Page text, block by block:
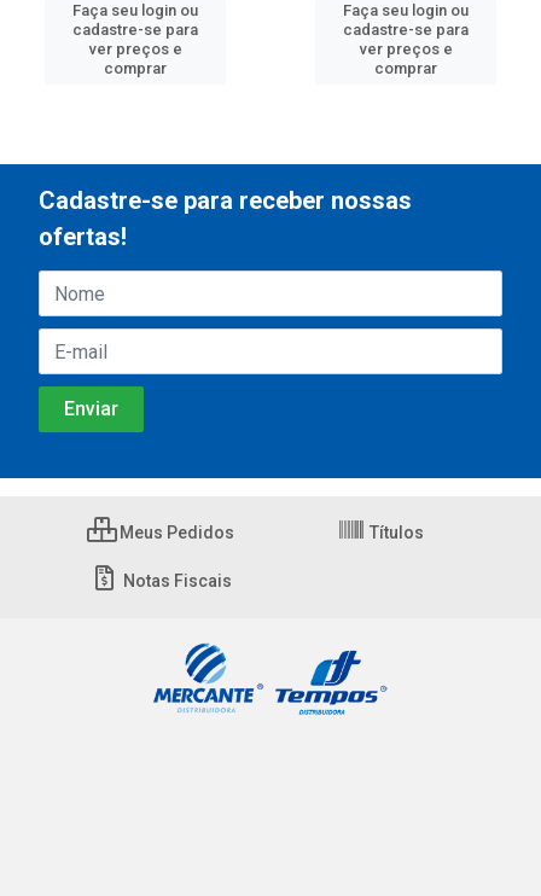
Faça seu login ou
cadastre-se para
ver preços e
comprar
Faça seu login ou
cadastre-se para
ver preços e
comprar
Cadastre-se para receber nossas
ofertas!
Meus Pedidos Títulos
Notas Fiscais